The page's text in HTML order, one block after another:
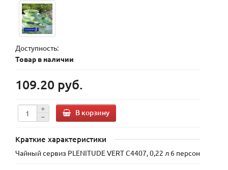
Доступность:
Товар в наличии
109.20 руб.
В корзину
Краткие характеристики
Чайный сервиз PLENITUDE VERT C4407, 0,22 л 6 персон